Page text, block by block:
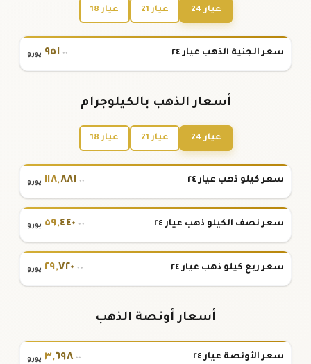
عيار 24 عيار 21 عيار 18
سعر الجنية الذهب عيار ٢٤ ٩٥١.٠٠ يورو
أسعار الذهب بالكيلوجرام
عيار 24 عيار 21 عيار 18
سعر كيلو ذهب عيار ٢٤ ١١٨,٨٨١.٠٠ يورو
سعر نصف الكيلو ذهب عيار ٢٤ ٥٩,٤٤٠ .٠٠ يورو
سعر ربع كيلو ذهب عيار ٢٤ ٢٩,٧٢٠ .٠٠ يورو
أسعار أونصة الذهب
سعر الأونصة عيار ٢٤ ٣,٦٩٨.٠٠ يورو